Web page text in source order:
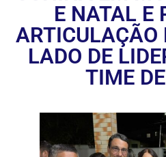
E NATAL E
ARTICULAÇÃO
LADO DE
TIME